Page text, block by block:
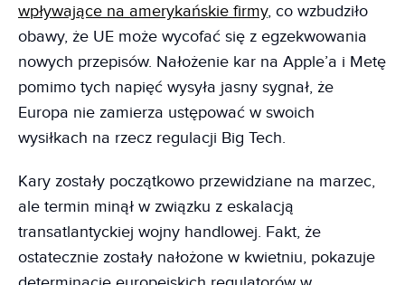
wpływające na amerykańskie firmy, co wzbudziło
obawy, że UE może wycofać się z egzekwowania
nowych przepisów. Nałożenie kar na Apple’a i Metę
pomimo tych napięć wysyła jasny sygnał, że
Europa nie zamierza ustępować w swoich
wysiłkach na rzecz regulacji Big Tech.
Kary zostały początkowo przewidziane na marzec,
ale termin minął w związku z eskalacją
transatlantyckiej wojny handlowej. Fakt, że
ostatecznie zostały nałożone w kwietniu, pokazuje